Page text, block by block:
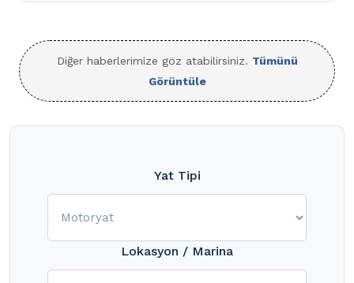
Diğer haberlerimize göz atabilirsiniz. Tümünü
Görüntüle
Yat Tipi
Lokasyon / Marina